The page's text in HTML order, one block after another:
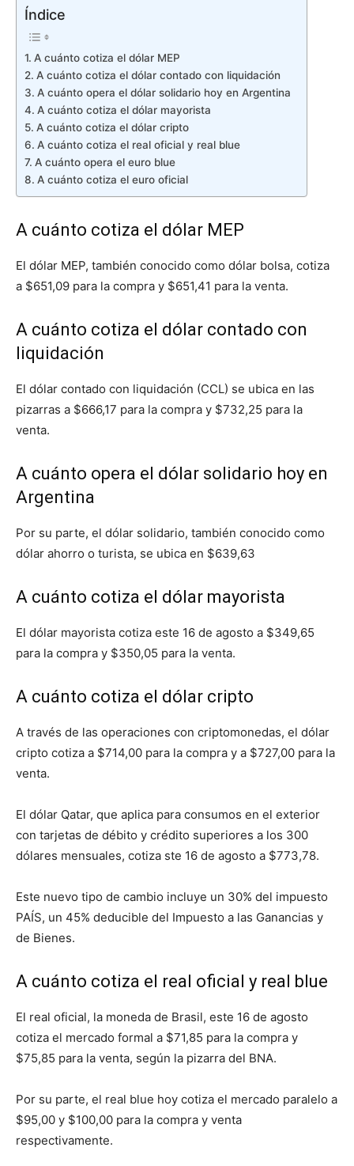
Índice
A cuánto cotiza el dólar MEP
A cuánto cotiza el dólar contado con liquidación
A cuánto opera el dólar solidario hoy en Argentina
A cuánto cotiza el dólar mayorista
A cuánto cotiza el dólar cripto
A cuánto cotiza el real oficial y real blue
A cuánto opera el euro blue
A cuánto cotiza el euro oficial
A cuánto cotiza el dólar MEP
El dólar MEP, también conocido como dólar bolsa, cotiza
a $651,09 para la compra y $651,41 para la venta.
A cuánto cotiza el dólar contado con
liquidación
El dólar contado con liquidación (CCL) se ubica en las
pizarras a $666,17 para la compra y $732,25 para la
venta.
A cuánto opera el dólar solidario hoy en
Argentina
Por su parte, el dólar solidario, también conocido como
dólar ahorro o turista, se ubica en $639,63
A cuánto cotiza el dólar mayorista
El dólar mayorista cotiza este 16 de agosto a $349,65
para la compra y $350,05 para la venta.
A cuánto cotiza el dólar cripto
A través de las operaciones con criptomonedas, el dólar
cripto cotiza a $714,00 para la compra y a $727,00 para la
venta.
El dólar Qatar, que aplica para consumos en el exterior
con tarjetas de débito y crédito superiores a los 300
dólares mensuales, cotiza ste 16 de agosto a $773,78.
Este nuevo tipo de cambio incluye un 30% del impuesto
PAÍS, un 45% deducible del Impuesto a las Ganancias y
de Bienes.
A cuánto cotiza el real oficial y real blue
El real oficial, la moneda de Brasil, este 16 de agosto
cotiza el mercado formal a $71,85 para la compra y
$75,85 para la venta, según la pizarra del BNA.
Por su parte, el real blue hoy cotiza el mercado paralelo a
$95,00 y $100,00 para la compra y venta
respectivamente.